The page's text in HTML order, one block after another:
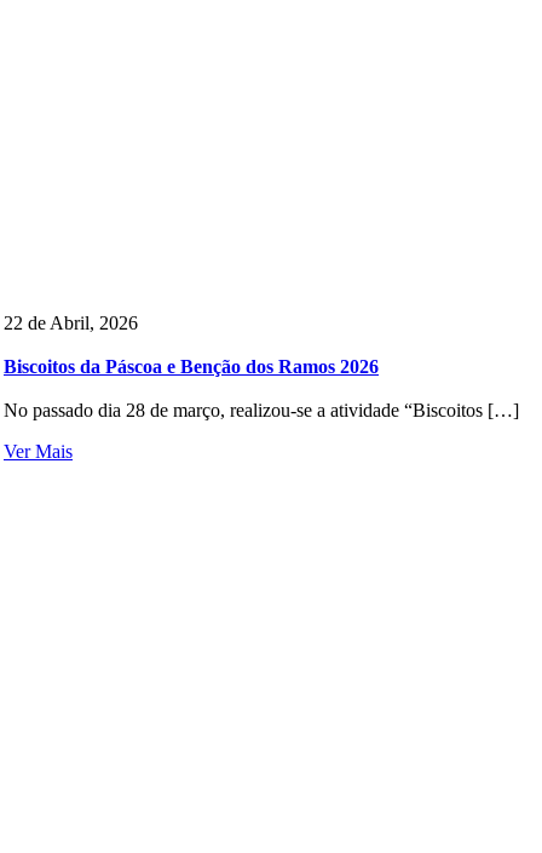
22 de Abril, 2026
Biscoitos da Páscoa e Benção dos Ramos 2026
No passado dia 28 de março, realizou-se a atividade “Biscoitos […]
Ver Mais